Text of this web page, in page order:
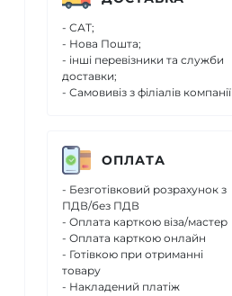
- САТ;
- Нова Пошта;
- інші перевізники та служби
доставки;
- Самовивіз з філіалів компанії
ОПЛАТА
- Безготівковий розрахунок з
ПДВ/без ПДВ
- Оплата карткою віза/мастер
- Оплата карткою онлайн
- Готівкою при отриманні
товару
- Накладений платіж